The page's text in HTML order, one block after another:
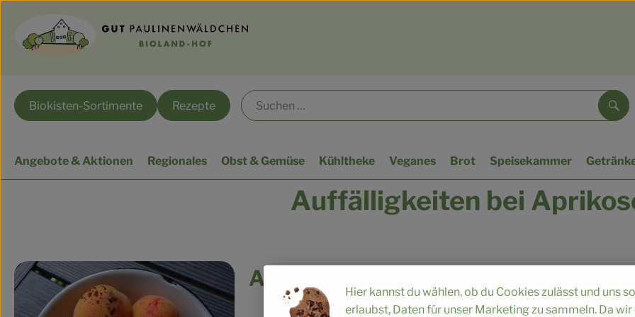
Biokisten-Sortimente Rezepte
Angebote & Aktionen Regionales Obst & Gemüse Kühltheke Veganes Brot Speisekammer
Auffälligkeiten bei
Aprikosen mit dunklen Flecken:
Hier kannst du wählen, ob du Cookies zulässt und uns
erlaubst, Daten für unser Marketing zu sammeln. Da wir